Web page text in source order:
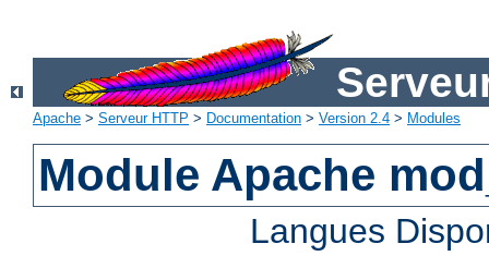
Apache > Serveur HTTP > Documentation > Version 2.4 > Modules
Module Apache
Langues